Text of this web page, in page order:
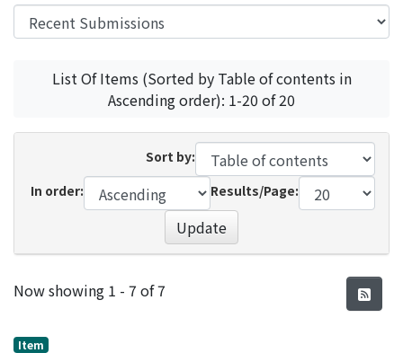
List Of Items (Sorted by Table of contents in
Ascending order): 1-20 of 20
Sort by:
In order:
Results/Page:
Update
Recent Submissions
Now showing 1 - 7 of 7
Item